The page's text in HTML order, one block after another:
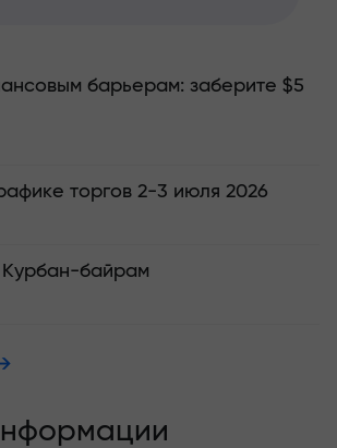
барьерам: заберите $5
торгов 2-3 июля 2026
байрам